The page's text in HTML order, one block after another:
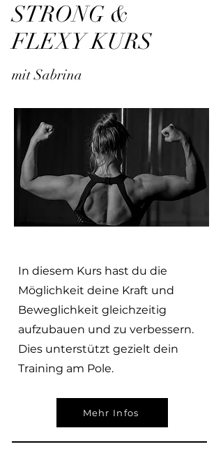
STRONG &
FLEXY KURS
mit Sabrina
In diesem Kurs hast du die
Möglichkeit deine Kraft und
Beweglichkeit gleichzeitig
aufzubauen und zu verbessern.
Dies unterstützt gezielt dein
Training am Pole.
Mehr Infos